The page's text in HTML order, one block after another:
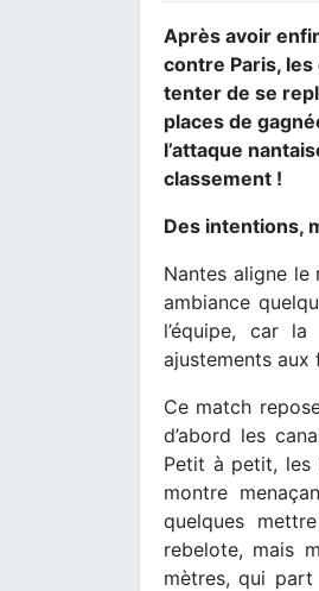
Après avoir
contre Paris,
tenter de se
places de
l’attaque
classement !
Des intentions,
Nantes aligne le
ambiance
l’équipe, car
ajustements aux
Ce match
d’abord les
Petit à petit, les
montre
quelques
rebelote, mais
mètres, qui